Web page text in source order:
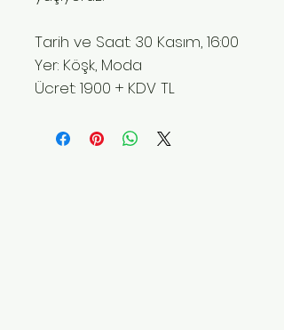
Tarih ve Saat: 30 Kasım, 16:00
Yer: Köşk, Moda
Ücret: 1900 + KDV TL